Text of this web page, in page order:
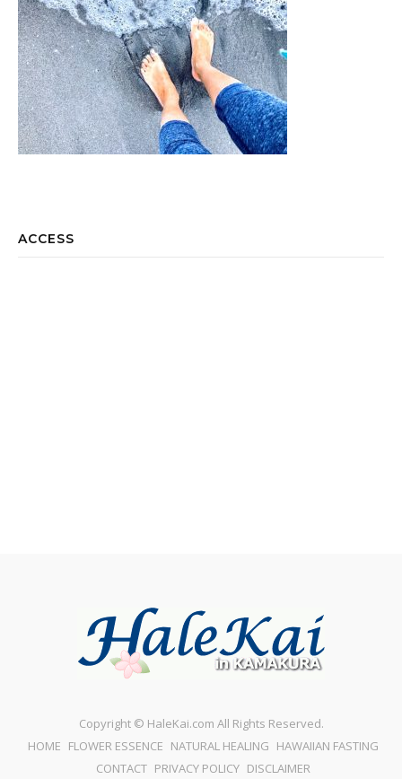
ACCESS
Copyright © HaleKai.com All Rights Reserved.
HOME FLOWER ESSENCE NATURAL HEALING HAWAIIAN FASTING
CONTACT PRIVACY POLICY DISCLAIMER